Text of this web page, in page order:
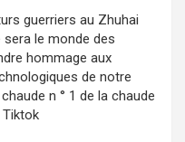
guerriers au Zhuhai
sera le monde des
hommage aux
de notre
n ° 1 de la chaude
Tiktok